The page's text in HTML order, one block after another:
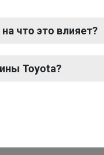
что это влияет?
Toyota?